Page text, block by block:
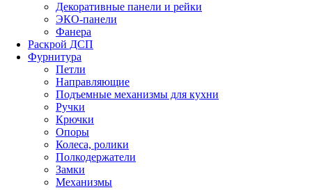
Декоративные панели и рейки
ЭКО-панели
Фанера
Раскрой ДСП
Фурнитура
Петли
Направляющие
Подъемные механизмы для кухни
Ручки
Крючки
Опоры
Колеса, ролики
Полкодержатели
Замки
Механизмы